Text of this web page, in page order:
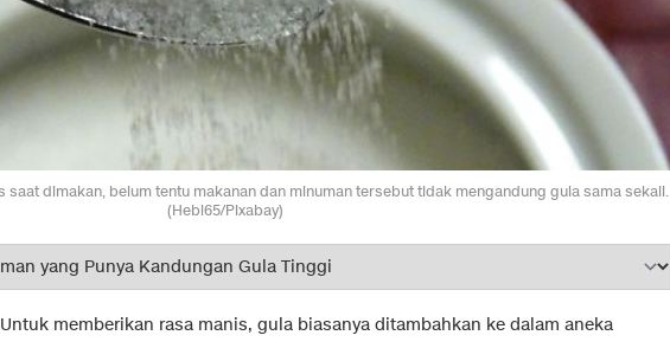
saat dimakan, belum tentu makanan dan minuman tersebut tidak mengandung gula sama sekali.
(Hebi65/Pixabay)
memberikan rasa manis, gula biasanya ditambahkan ke dalam aneka